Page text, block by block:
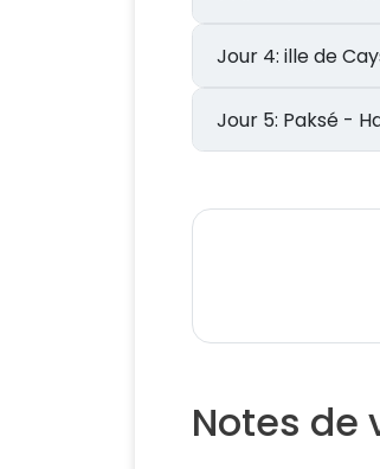
Jour 4: ille
Jour 5: Paksé -
Notes de